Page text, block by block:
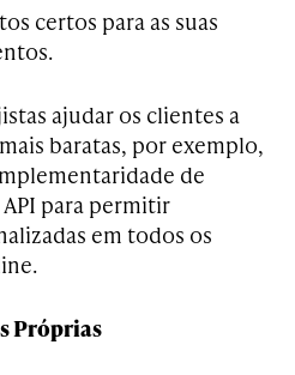
certos para as suas
ajudar os clientes a
baratas, por exemplo,
de
para permitir
em todos os
Próprias